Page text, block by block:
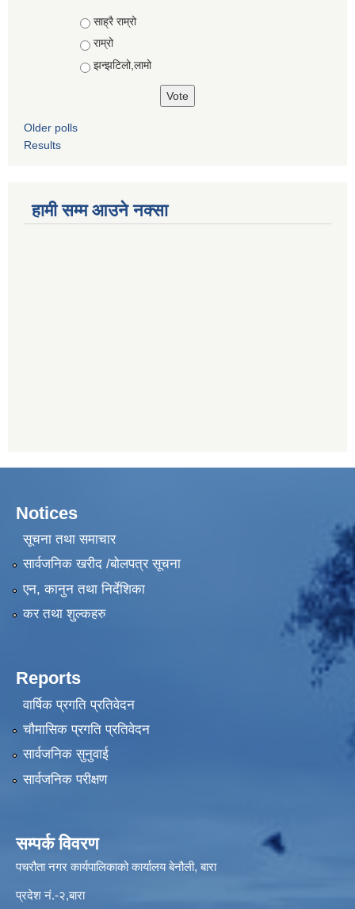
Choices
साह्रै राम्रो
राम्रो
झन्झटिलो,लामो
Older polls
Results
हामी सम्म आउने नक्सा
Notices
सूचना तथा समाचार
सार्वजनिक खरीद /बोलपत्र सूचना
एन, कानुन तथा निर्देशिका
कर तथा शुल्कहरु
Reports
वार्षिक प्रगति प्रतिवेदन
चौमासिक प्रगति प्रतिवेदन
सार्वजनिक सुनुवाई
सार्वजनिक परीक्षण
सम्पर्क विवरण
पचरौता नगर कार्यपालिकाको कार्यालय बेनौली, बारा
प्रदेश नं.-२,बारा